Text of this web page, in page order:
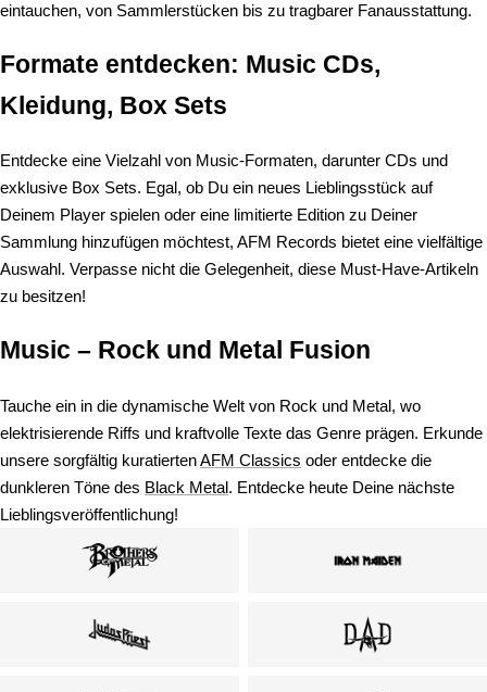
eintauchen, von Sammlerstücken bis zu tragbarer Fanausstattung.
Formate entdecken: Music CDs,
Kleidung, Box Sets
Entdecke eine Vielzahl von Music-Formaten, darunter CDs und
exklusive Box Sets. Egal, ob Du ein neues Lieblingsstück auf
Deinem Player spielen oder eine limitierte Edition zu Deiner
Sammlung hinzufügen möchtest, AFM Records bietet eine vielfältige
Auswahl. Verpasse nicht die Gelegenheit, diese Must-Have-Artikeln
zu besitzen!
Music – Rock und Metal Fusion
Tauche ein in die dynamische Welt von Rock und Metal, wo
elektrisierende Riffs und kraftvolle Texte das Genre prägen. Erkunde
unsere sorgfältig kuratiertenAFM Classics oder entdecke die
dunkleren Töne des Black Metal. Entdecke heute Deine nächste
Lieblingsveröffentlichung!